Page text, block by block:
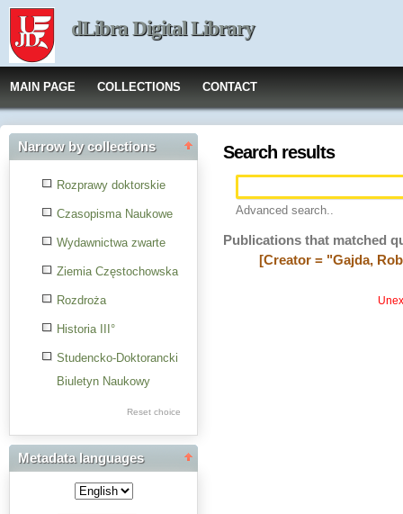
dLibra Digital Library
MAIN PAGE COLLECTIONS CONTACT
Narrow by collections
Rozprawy doktorskie
Czasopisma Naukowe
Wydawnictwa zwarte
Ziemia Częstochowska
Rozdroża
Historia III°
Studencko-Doktorancki
Biuletyn Naukowy
Res Academicae
Science Project Scripts
Biuletyn Informacyjny
WSP w Częstochowie
Reset choice
Metadata languages
Search results
Advanced search..
Publications that matched
[Creator = "Gajda,